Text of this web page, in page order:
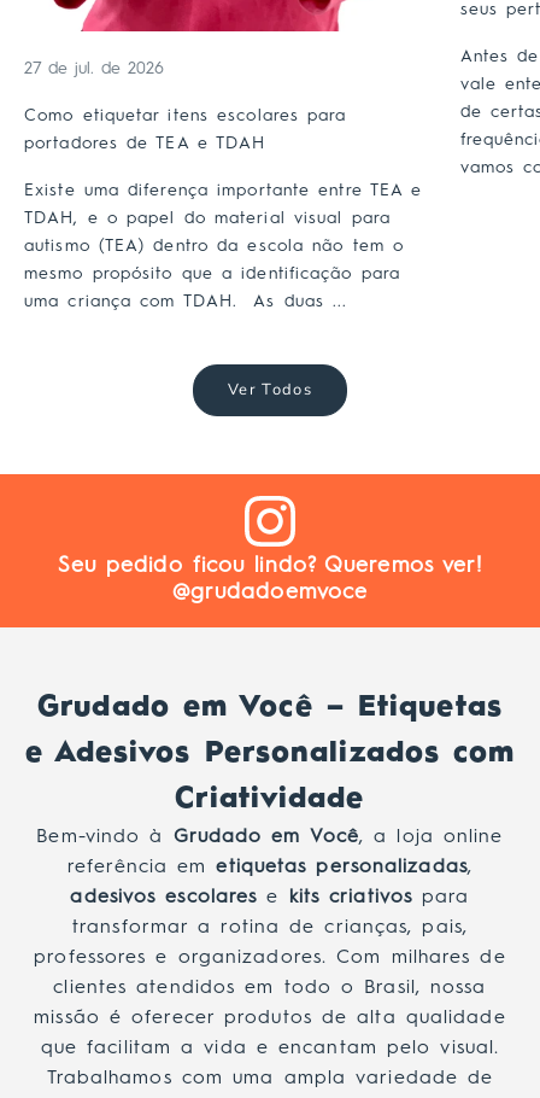
27 de jul. de 2026
Como etiquetar itens escolares para
portadores de TEA e TDAH
Existe uma diferença importante entre TEA e
TDAH, e o papel do material visual para
autismo (TEA) dentro da escola não tem o
mesmo propósito que a identificação para
uma criança com TDAH. As duas ...
seus
Antes
vale
de
vamos
Ver Todos
Seu pedido ficou lindo? Queremos ver!
@grudadoemvoce
Grudado em Você – Etiquetas
e Adesivos Personalizados com
Criatividade
Bem-vindo à Grudado em Você, a loja online
referência emetiquetas personalizadas,
adesivos escolares e kits criativos para
transformar a rotina de crianças, pais,
professores e organizadores. Com milhares de
clientes atendidos em todo o Brasil, nossa
missão é oferecer produtos de alta qualidade
que facilitam a vida e encantam pelo visual.
Trabalhamos com uma ampla variedade de